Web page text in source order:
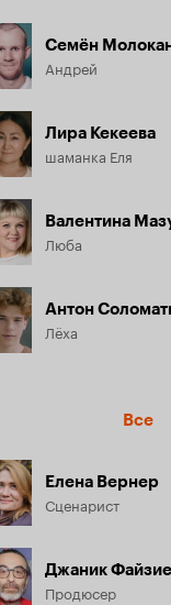
Семён
Андрей
Лира Кекеева
шаманка Еля
Валентина
Люба
Антон
Лёха
Все
Елена Вернер
Сценарист
Джаник
Продюсер